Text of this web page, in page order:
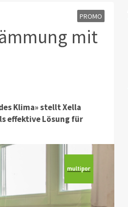
PROMO
mit
Klima» stellt Xella
effektive Lösung für